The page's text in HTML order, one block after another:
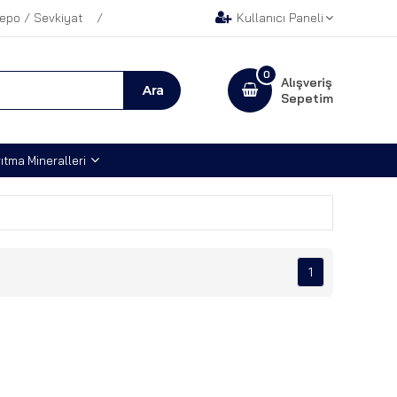
/ Sevkiyat Kullanıcı Paneli
Alışveriş
Sepetim
0
Mineralleri
1